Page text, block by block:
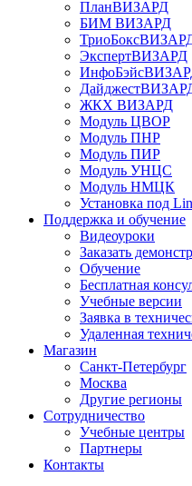
ПланВИЗАРД
БИМ ВИЗАРД
ЭкспертВИЗАРД
ЖКХ ВИЗАРД
Модуль ЦВОР
Модуль ПНР
Модуль ПИР
Модуль УНЦС
Модуль НМЦК
Установка под
Поддержка и обучение
Видеоуроки
Заказать
Обучение
Бесплатная
Учебные версии
Заявка в
Удаленная
Магазин
Санкт-Петербург
Москва
Другие регионы
Сотрудничество
Учебные центры
Партнеры
Контакты